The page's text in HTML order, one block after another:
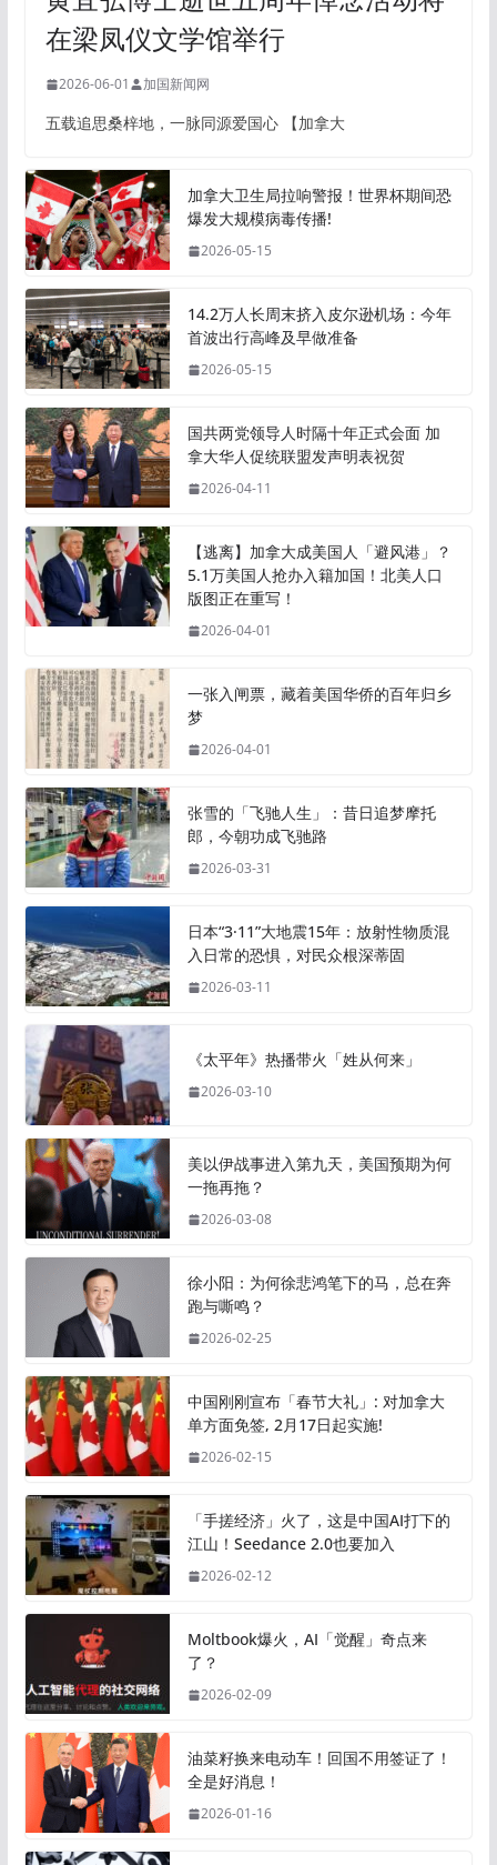
在梁凤仪文学馆举行
2026-06-01 加国新闻网
五载追思桑梓地，一脉同源爱国心 【加拿大
加拿大卫生局拉响警报！世界杯期间恐
爆发大规模病毒传播!
2026-05-15
14.2万人长周末挤入皮尔逊机场：今年
首波出行高峰及早做准备
2026-05-15
国共两党领导人时隔十年正式会面 加
拿大华人促统联盟发声明表祝贺
2026-04-11
【逃离】加拿大成美国人「避风港」？
5.1万美国人抢办入籍加国！北美人口
版图正在重写！
2026-04-01
一张入闸票，藏着美国华侨的百年归乡
梦
2026-04-01
张雪的「飞驰人生」：昔日追梦摩托
郎，今朝功成飞驰路
2026-03-31
日本“3·11”大地震15年：放射性物质混
入日常的恐惧，对民众根深蒂固
2026-03-11
《太平年》热播带火「姓从何来」
2026-03-10
美以伊战事进入第九天，美国预期为何
一拖再拖？
2026-03-08
徐小阳：为何徐悲鸿笔下的马，总在奔
跑与嘶鸣？
2026-02-25
中国刚刚宣布「春节大礼」: 对加拿大
单方面免签, 2月17日起实施!
2026-02-15
「手搓经济」火了，这是中国AI打下的
江山！Seedance 2.0也要加入
2026-02-12
Moltbook爆火，AI「觉醒」奇点来
了？
2026-02-09
油菜籽换来电动车！回国不用签证了！
全是好消息！
2026-01-16